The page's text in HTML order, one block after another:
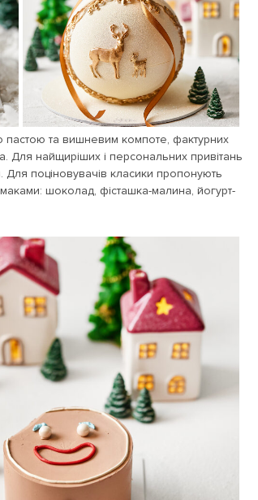
пастою та вишневим компоте, фактурних
Для найщиріших і персональних привітань
Для поціновувачів класики пропонують
шоколад, фісташка-малина, йогурт-